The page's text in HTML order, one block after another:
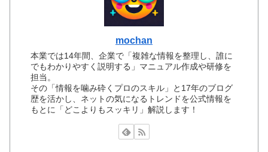
mochan
本業では14年間、企業で「複雑な情報を整理し、誰に
でもわかりやすく説明する」マニュアル作成や研修を
担当。
その「情報を噛み砕くプロのスキル」と17年のブログ
歴を活かし、ネットの気になるトレンドを公式情報を
もとに「どこよりもスッキリ」解説します！